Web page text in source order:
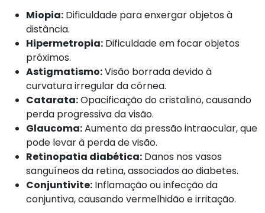
Miopia: Dificuldade para enxergar objetos à
distância.
Hipermetropia: Dificuldade em focar objetos
próximos.
Astigmatismo:Visão borrada devido à
curvatura irregular da córnea.
Catarata:Opacificação do cristalino, causando
perda progressiva da visão.
Glaucoma:Aumento da pressão intraocular, que
pode levar à perda de visão.
Retinopatia diabética: Danos nos vasos
sanguíneos da retina, associados ao diabetes.
Conjuntivite: Inflamação ou infecção da
conjuntiva, causando vermelhidão e irritação.